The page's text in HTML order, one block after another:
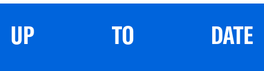
UP TO DATE